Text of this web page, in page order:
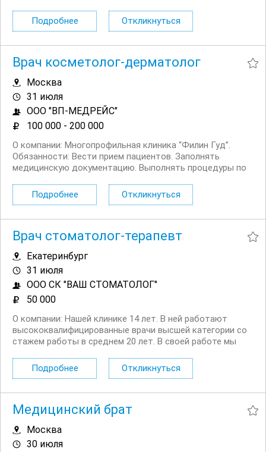
красоты и заботы, в которой вы сможете развивать,
обучаться, получать высокий процент от...
Подробнее Откликнуться
Врач косметолог-дерматолог
Москва
31 июля
ООО "ВП-МЕДРЕЙС"
100 000 - 200 000
О компании: Многопрофильная клиника “Филин Гуд”.
Обязанности: Вести прием пациентов. Заполнять
медицинскую документацию. Выполнять процедуры по
Назначать процедуры. Составлять план лечения и...
Подробнее Откликнуться
Врач стоматолог-терапевт
Екатеринбург
31 июля
ООО СК "ВАШ СТОМАТОЛОГ"
50 000
О компании: Нашей клинике 14 лет. В ней работают
высококвалифицированные врачи высшей категории со
стажем работы в среднем 20 лет. В своей работе мы
материалы, и особое место уделяем инфекционной
безопасности наших пациентов, что гарантирует
Подробнее Откликнуться
Медицинский брат
Москва
30 июля